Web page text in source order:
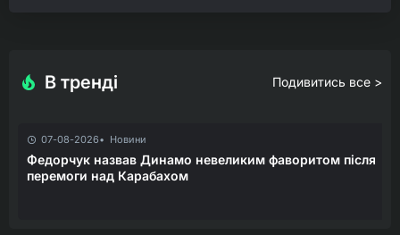
В тренді Подивитись все >
07-08-2026 Новини
Федорчук назвав Динамо невеликим фаворитом після
перемоги над Карабахом